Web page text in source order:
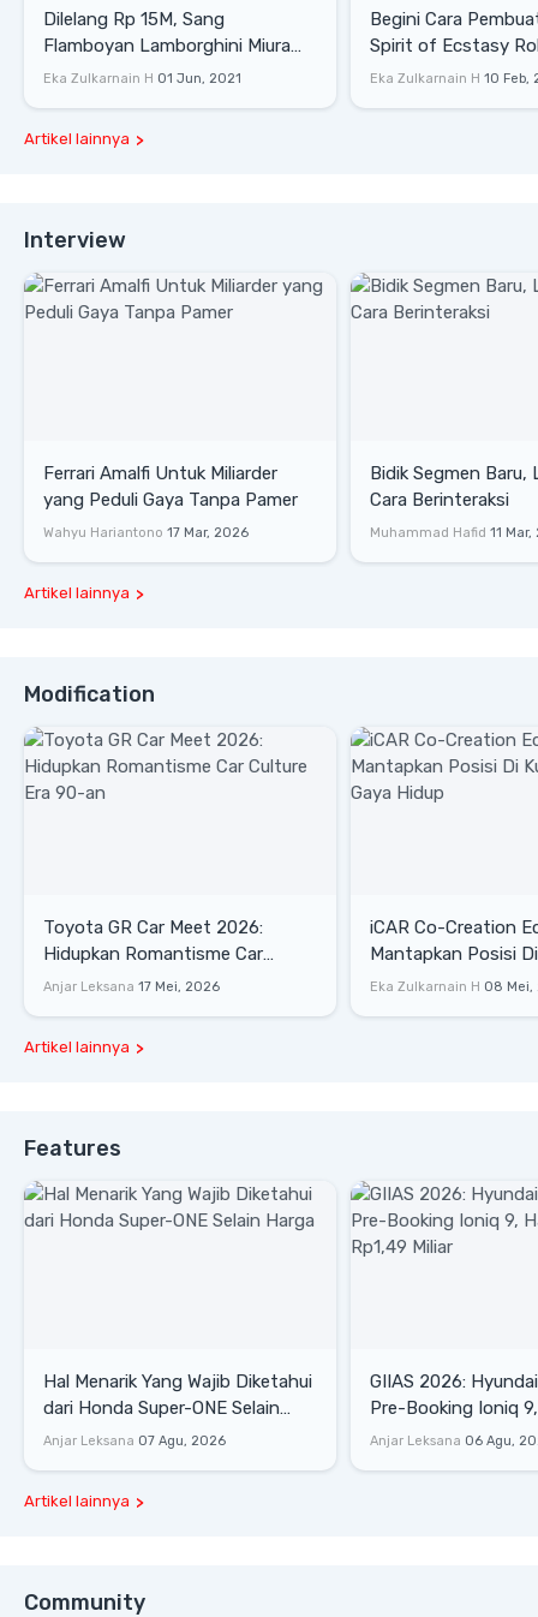
Dilelang Rp 15M, Sang
Flamboyan Lamborghini Miura
P400 S
Eka Zulkarnain H 01 Jun, 2021
Begini Cara
Spirit of Ecstasy
Eka Zulkarnain H 10 Feb,
Artikel lainnya
Interview
Ferrari Amalfi Untuk Miliarder
yang Peduli Gaya Tanpa Pamer
Wahyu Hariantono 17 Mar, 2026
Bidik Segmen Baru,
Cara Berinteraksi
Muhammad Hafid 11
Artikel lainnya
Modification
Toyota GR Car Meet 2026:
Hidupkan Romantisme Car
Culture Era 90-an
Anjar Leksana 17 Mei, 2026
iCAR Co-Creation
Mantapkan Posisi
Gaya Hidup
Eka Zulkarnain H 08 Mei,
Artikel lainnya
Features
Hal Menarik Yang Wajib Diketahui
dari Honda Super-ONE Selain
Harga
Anjar Leksana 07 Agu, 2026
GIIAS 2026:
Pre-Booking Ioniq
Rp1,49 Miliar
Anjar Leksana 06 Agu,
Artikel lainnya
Community